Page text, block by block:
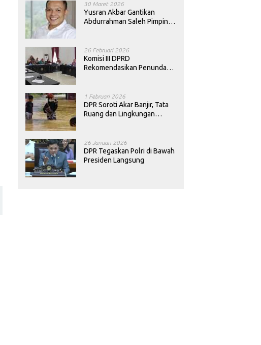
30 Maret 2026
Yusran Akbar Gantikan
Abdurrahman Saleh Pimpin
26 Februari 2026
Komisi III DPRD
Rekomendasikan Penundaan
1 Februari 2026
DPR Soroti Akar Banjir, Tata
Ruang dan Lingkungan
26 Januari 2026
DPR Tegaskan Polri di Bawah
Presiden Langsung